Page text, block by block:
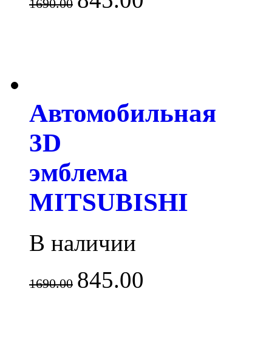
1690.00
Автомобильная
3D
эмблема
MITSUBISHI
В наличии
1690.00 845.00